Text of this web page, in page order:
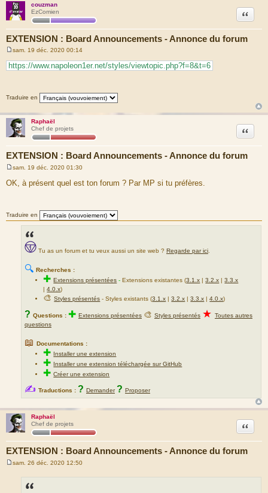
couzman
EzComien
EXTENSION : Board Announcements - Annonce du forum
Citation
e
s
e
sam. 19 déc. 2020 00:14
https://www.napoleon1er.net/styles/viewtopic.php?f=8&t=6
Traduire en
Raphaël
Chef de projets
EXTENSION : Board Announcements - Annonce du forum
Citation
e
s
e
sam. 19 déc. 2020 01:30
OK, à présent quel est ton forum ? Par MP si tu préfères.
Traduire en
Tu as un forum et tu veux aussi un site web ? Regarde par ici.
🔍 Recherches :
✚Extensions présentées -Extensions existantes (3.1.x |3.2.x |3.3.x
|4.0.x)
🎨Styles présentés - Styles existants (3.1.x |3.2.x |3.3.x |4.0.x)
? Questions : ✚ Extensions présentées 🎨 Styles présentés ★ Toutes autres
questions
📖 Documentations :
✚ Installer une extension
✚ Installer une extension téléchargée sur GitHub
✚Créer une extension
✍ Traductions : ? Demander ? Proposer
Raphaël
Chef de projets
EXTENSION : Board Announcements - Annonce du forum
Citation
sam. 26 déc. 2020 12:50